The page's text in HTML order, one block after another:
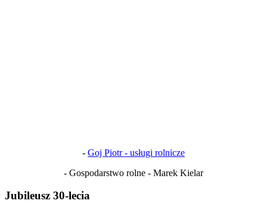
- Goj Piotr - usługi rolnicze
- Gospodarstwo rolne - Marek Kielar
Jubileusz 30-lecia